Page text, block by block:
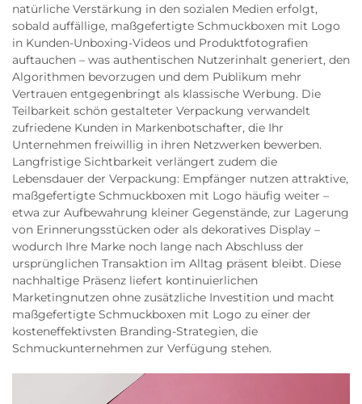
natürliche Verstärkung in den sozialen Medien erfolgt,
sobald auffällige, maßgefertigte Schmuckboxen mit Logo
in Kunden-Unboxing-Videos und Produktfotografien
auftauchen – was authentischen Nutzerinhalt generiert, den
Algorithmen bevorzugen und dem Publikum mehr
Vertrauen entgegenbringt als klassische Werbung. Die
Teilbarkeit schön gestalteter Verpackung verwandelt
zufriedene Kunden in Markenbotschafter, die Ihr
Unternehmen freiwillig in ihren Netzwerken bewerben.
Langfristige Sichtbarkeit verlängert zudem die
Lebensdauer der Verpackung: Empfänger nutzen attraktive,
maßgefertigte Schmuckboxen mit Logo häufig weiter –
etwa zur Aufbewahrung kleiner Gegenstände, zur Lagerung
von Erinnerungsstücken oder als dekoratives Display –
wodurch Ihre Marke noch lange nach Abschluss der
ursprünglichen Transaktion im Alltag präsent bleibt. Diese
nachhaltige Präsenz liefert kontinuierlichen
Marketingnutzen ohne zusätzliche Investition und macht
maßgefertigte Schmuckboxen mit Logo zu einer der
kosteneffektivsten Branding-Strategien, die
Schmuckunternehmen zur Verfügung stehen.